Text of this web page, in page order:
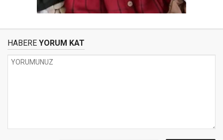
HABERE YORUM KAT